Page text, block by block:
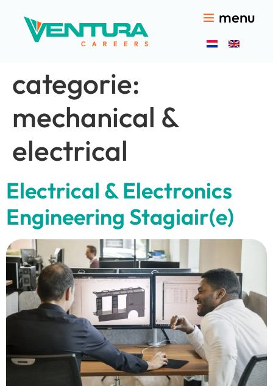
menu
categorie:
mechanical &
electrical
Electrical & Electronics
Engineering Stagiair(e)